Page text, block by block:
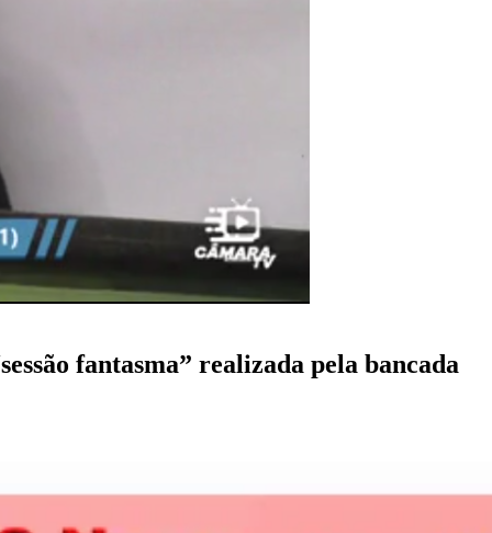
fantasma” realizada pela bancada